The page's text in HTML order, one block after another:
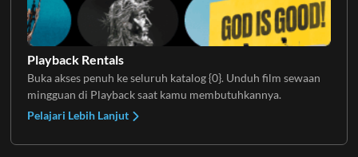
Playback Rentals
Buka akses penuh ke seluruh katalog {0}. Unduh film sewaan
mingguan di Playback saat kamu membutuhkannya.
Pelajari Lebih Lanjut